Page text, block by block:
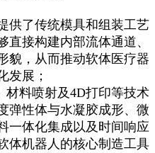
供了传统模具和组装工艺
接构建内部流体通道、
貌，从而推动软体医疗器
发展；
材料喷射及4D打印等技术
弹性体与水凝胶成形、微
一体化集成以及时间响应
体机器人的核心制造工具